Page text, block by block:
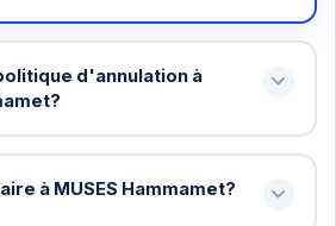
d'annulation à
jusqu'à 48 heures avant votre
Hammamet. Au-delà, une nuit
à MUSES Hammamet?